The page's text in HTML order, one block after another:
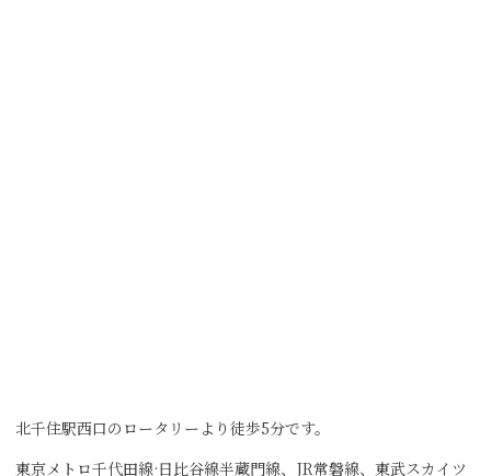
北千住駅西口のロータリーより徒歩5分です。
東京メトロ千代田線·日比谷線半蔵門線、JR常磐線、東武スカイツ